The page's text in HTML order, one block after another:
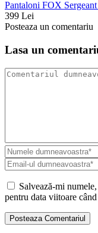
Pantaloni FOX
399 Lei
Posteaza un comentariu
Lasa un
Salvează-mi
pentru data viitoare